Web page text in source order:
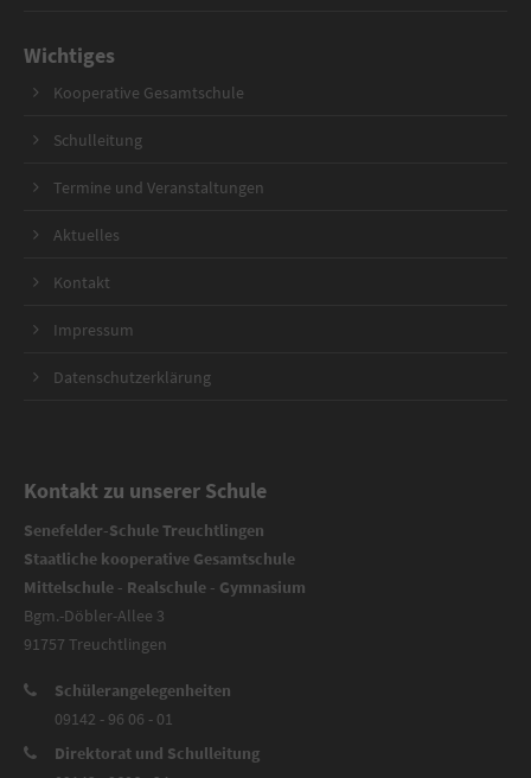
Wichtiges
Kooperative Gesamtschule
Schulleitung
Termine und Veranstaltungen
Aktuelles
Kontakt
Impressum
Datenschutzerklärung
Kontakt zu unserer Schule
Senefelder-Schule Treuchtlingen
Staatliche kooperative Gesamtschule
Mittelschule - Realschule - Gymnasium
Bgm.-Döbler-Allee 3
91757 Treuchtlingen
Schülerangelegenheiten
09142 - 96 06 - 01
Direktorat und Schulleitung